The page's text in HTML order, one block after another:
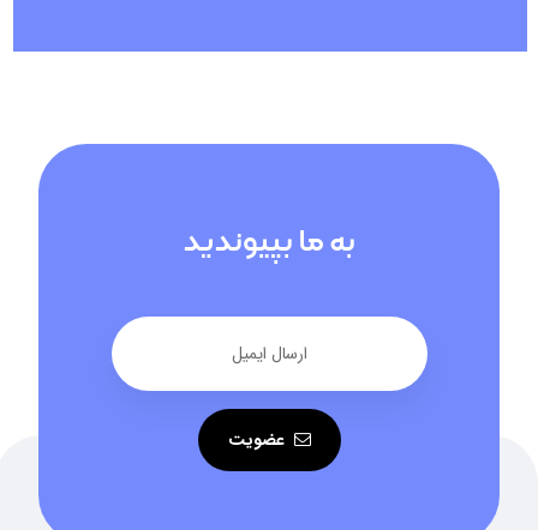
به ما بپیوندید
عضویت